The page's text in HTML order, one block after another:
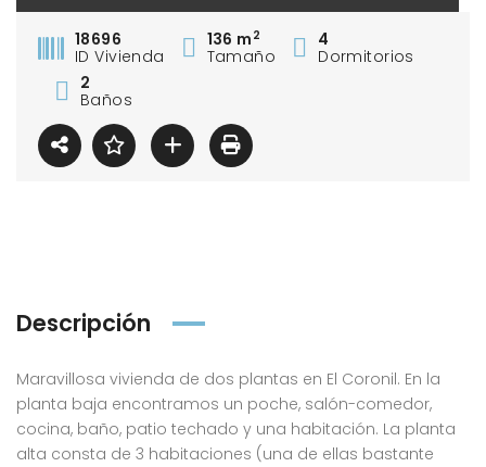
18696
ID Vivienda
136 m 2
Tamaño
4
Dormitorios
2
Baños
Descripción
Maravillosa vivienda de dos plantas en El Coronil. En la
planta baja encontramos un poche, salón-comedor,
cocina, baño, patio techado y una habitación. La planta
alta consta de 3 habitaciones (una de ellas bastante